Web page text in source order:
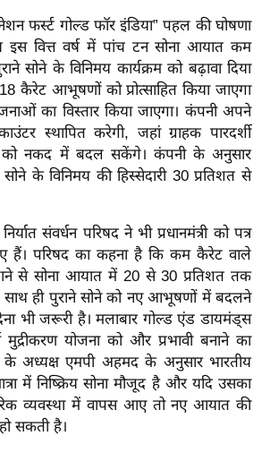
फर्स्ट गोल्ड फॉर इंडिया” पहल की घोषणा
इस वित्त वर्ष में पांच टन सोना आयात कम
सोने के विनिमय कार्यक्रम को बढ़ावा दिया
कैरेट आभूषणों को प्रोत्साहित किया जाएगा
का विस्तार किया जाएगा। कंपनी अपने
स्थापित करेगी, जहां ग्राहक पारदर्शी
को नकद में बदल सकेंगे। कंपनी के अनुसार
के विनिमय की हिस्सेदारी 30 प्रतिशत से
संवर्धन परिषद ने भी प्रधानमंत्री को पत्र
हैं। परिषद का कहना है कि कम कैरेट वाले
से सोना आयात में 20 से 30 प्रतिशत तक
साथ ही पुराने सोने को नए आभूषणों में बदलने
भी जरूरी है। मलाबार गोल्ड एंड डायमंड्स
योजना को और प्रभावी बनाने का
के अध्यक्ष एमपी अहमद के अनुसार भारतीय
में निष्क्रिय सोना मौजूद है और यदि उसका
व्यवस्था में वापस आए तो नए आयात की
सकती है।